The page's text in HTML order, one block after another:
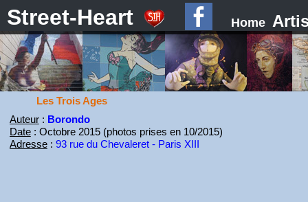
Street-Heart Home
Les Trois Ages
Auteur: Borondo
Date: Octobre 2015 (photos prises en 10/2015)
Adresse: 93 rue du Chevaleret - Paris XIII